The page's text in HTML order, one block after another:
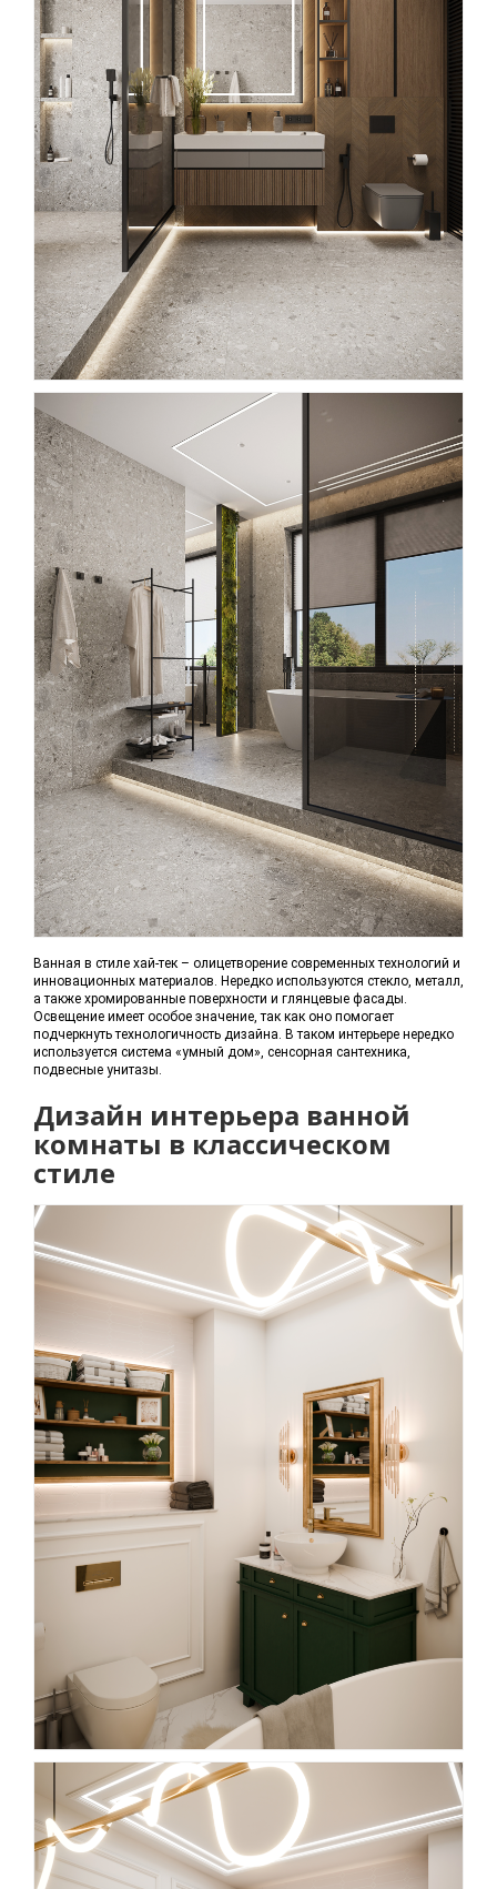
Ванная в стиле хай-тек – олицетворение современных технологий и
инновационных материалов. Нередко используются стекло, металл,
а также хромированные поверхности и глянцевые фасады.
Освещение имеет особое значение, так как оно помогает
подчеркнуть технологичность дизайна. В таком интерьере нередко
используется система «умный дом», сенсорная сантехника,
подвесные унитазы.
Дизайн интерьера ванной
комнаты в классическом
стиле